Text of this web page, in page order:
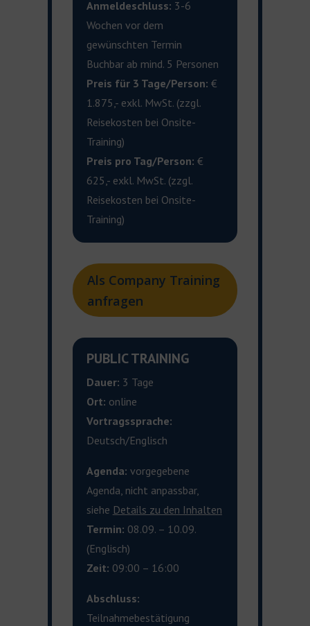
Anmeldeschluss: 3-6
Wochen vor dem
gewünschten Termin
Buchbar ab mind. 5 Personen
Preis für 3 Tage/Person: €
1.875,- exkl. MwSt. (zzgl.
Reisekosten bei Onsite-
Training)
Preis pro Tag/Person: €
625,- exkl. MwSt. (zzgl.
Reisekosten bei Onsite-
Training)
Als Company Training
anfragen
PUBLIC TRAINING
Dauer: 3 Tage
Ort: online
Vortragssprache:
Deutsch/Englisch
Agenda: vorgegebene
Agenda, nicht anpassbar,
siehe Details zu den Inhalten
Termin: 08.09. – 10.09.
(Englisch)
Zeit: 09:00 – 16:00
Abschluss:
Teilnahmebestätigung